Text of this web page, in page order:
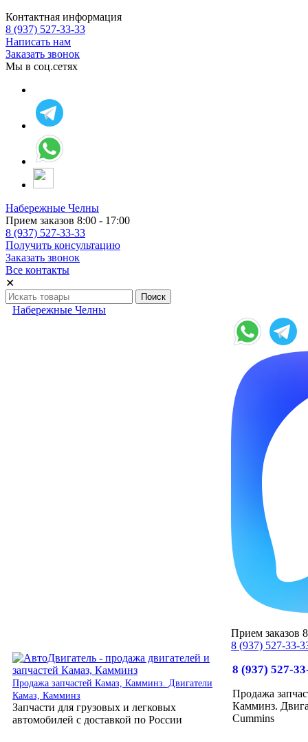
Контактная информация
8 (937) 527-33-33
Написать нам
Заказать звонок
Мы в соц.сетях
Набережные Челны
Прием заказов 8:00 - 17:00
8 (937) 527-33-33
Получить консультацию
Заказать звонок
Все контакты
✕
Набережные Челны
Прием заказов
8 (937) 527-33-
Продажа запчастей Камаз, Камминз. Двигатели
Камаз, Камминз
Запчасти для грузовых и легковых
автомобилей с доставкой по России
8 (937) 527-
Продажа
Камминз.
Cummins